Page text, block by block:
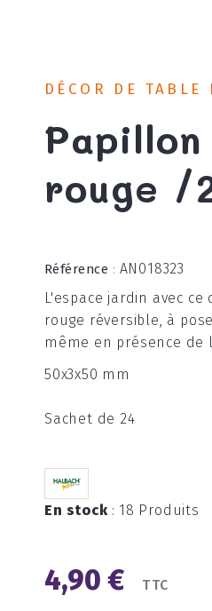
DÉCOR DE TABLE
rouge /
Référence : AN018323
L'espace jardin avec
rouge réversible, à
même en présence
50x3x50 mm
Sachet de 24
En stock : 18 Produits
4,90 € TTC